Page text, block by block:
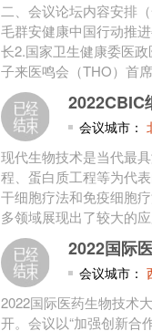
二、会议论坛内容安排
毛群安健康中国行动推
长2.国家卫生健康委医
子来医鸣会（THO）首
2022CBIC
会议城市：
现代生物技术是当代最
程、蛋白质工程等为代
干细胞疗法和免疫细胞
多领域展现出了较大的
2022国际
会议城市：
2022国际医药生物技术
开。会议以“加强创新合